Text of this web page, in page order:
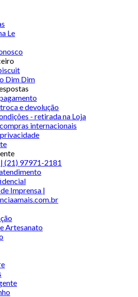
Le
Dim Dim
e devolução
- retirada na Loja
internacionais
(21) 97971-2181
Imprensa |
Artesanato